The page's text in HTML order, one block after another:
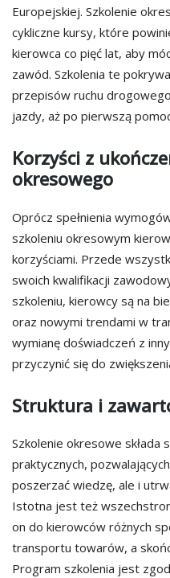
Europejskiej. Szkolenie
cykliczne kursy, które
kierowca co pięć lat, aby
zawód. Szkolenia te
przepisów ruchu
jazdy, aż po pierwszą
Korzyści z
okresowego
Oprócz spełnienia
szkoleniu okresowym
korzyściami. Przede
swoich kwalifikacji
szkoleniu, kierowcy są na
oraz nowymi trendami w
wymianę doświadczeń z
przyczynić się do
Struktura i
Szkolenie okresowe składa
praktycznych,
poszerzać wiedzę, ale i
Istotna jest też
on do kierowców różnych
transportu towarów, a
Program szkolenia jest